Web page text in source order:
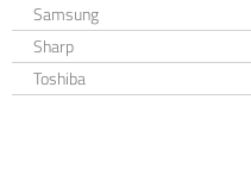
Samsung
Sharp
Toshiba